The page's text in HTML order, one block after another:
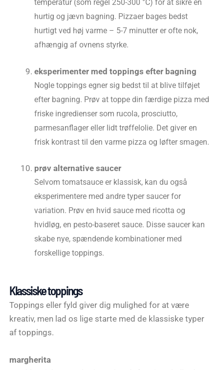
temperatur (som regel 250-300 °C) for at sikre en
hurtig og jævn bagning. Pizzaer bages bedst
hurtigt ved høj varme – 5-7 minutter er ofte nok,
afhængig af ovnens styrke.
eksperimenter med toppings efter bagning
Nogle toppings egner sig bedst til at blive tilføjet
efter bagning. Prøv at toppe din færdige pizza med
friske ingredienser som rucola, prosciutto,
parmesanflager eller lidt trøffelolie. Det giver en
frisk kontrast til den varme pizza og løfter smagen.
prøv alternative saucer
Selvom tomatsauce er klassisk, kan du også
eksperimentere med andre typer saucer for
variation. Prøv en hvid sauce med ricotta og
hvidløg, en pesto-baseret sauce. Disse saucer kan
skabe nye, spændende kombinationer med
forskellige toppings.
Klassiske toppings
Toppings eller fyld giver dig mulighed for at være
kreativ, men lad os lige starte med de klassiske typer
af toppings.
margherita